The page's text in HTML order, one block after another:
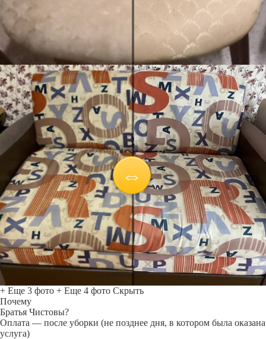
+ Еще 3 фото + Еще 4 фото Скрыть
Почему
Братья Чистовы?
Оплата — после уборки (не позднее дня, в котором была оказана
услуга)